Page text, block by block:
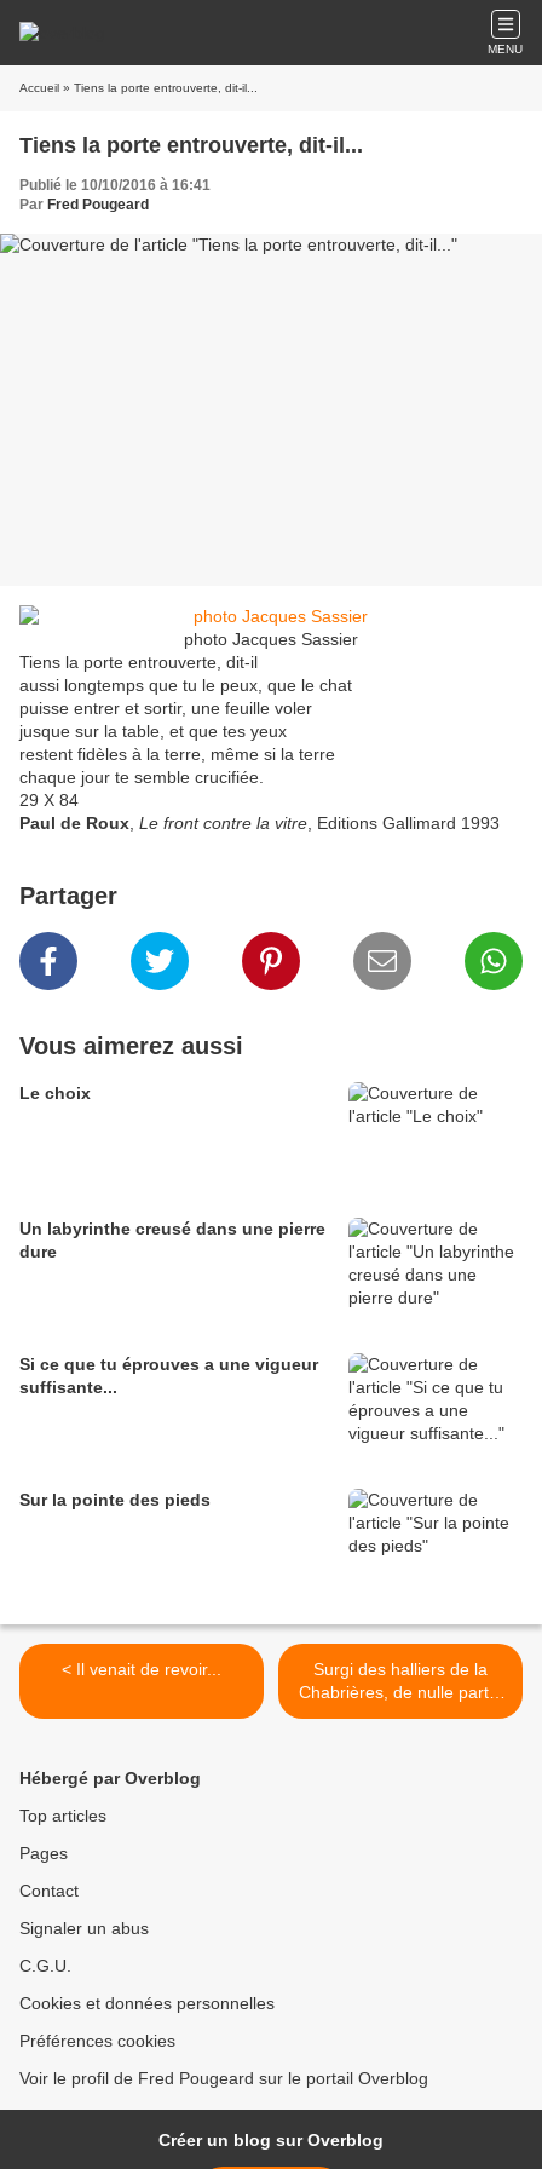
MENU
Accueil » Tiens la porte entrouverte, dit-il...
Tiens la porte entrouverte, dit-il...
Publié le 10/10/2016 à 16:41
Par Fred Pougeard
photo Jacques Sassier
Tiens la porte entrouverte, dit-il
aussi longtemps que tu le peux, que le chat
puisse entrer et sortir, une feuille voler
jusque sur la table, et que tes yeux
restent fidèles à la terre, même si la terre
chaque jour te semble crucifiée.
29 X 84
Paul de Roux Le front contre la vitre , Editions Gallimard 1993
Partager
Vous aimerez aussi
Le choix
Un labyrinthe creusé dans une pierre
dure
Si ce que tu éprouves a une vigueur
suffisante...
Sur la pointe des pieds
< Il venait de revoir...
Surgi des halliers de la
Chabrières, de nulle part...
>
Hébergé par Overblog
Top articles
Pages
Contact
Signaler un abus
C.G.U.
Cookies et données personnelles
Préférences cookies
Voir le profil de Fred Pougeard sur le portail Overblog
Créer un blog sur Overblog